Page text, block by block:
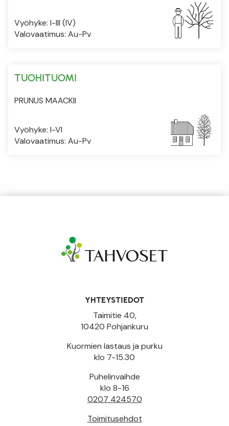
Vyöhyke: I-III (IV)
Valovaatimus: Au-Pv
TUOHITUOMI
PRUNUS MAACKII
Vyöhyke: I-VI
Valovaatimus: Au-Pv
YHTEYSTIEDOT
Taimitie 40,
10420 Pohjankuru
Kuormien lastaus ja purku
klo 7-15.30
Puhelinvaihde
klo 8-16
0207 424570
Toimitusehdot